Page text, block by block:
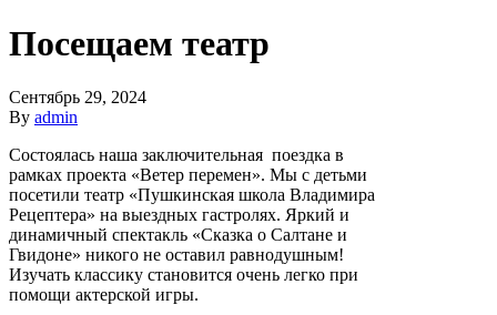
Посещаем театр
Сентябрь 29, 2024
By admin
Состоялась наша заключительная поездка в
рамках проекта «Ветер перемен». Мы с детьми
посетили театр «Пушкинская школа Владимира
Рецептера» на выездных гастролях. Яркий и
динамичный спектакль «Сказка о Салтане и
Гвидоне» никого не оставил равнодушным!
Изучать классику становится очень легко при
помощи актерской игры.